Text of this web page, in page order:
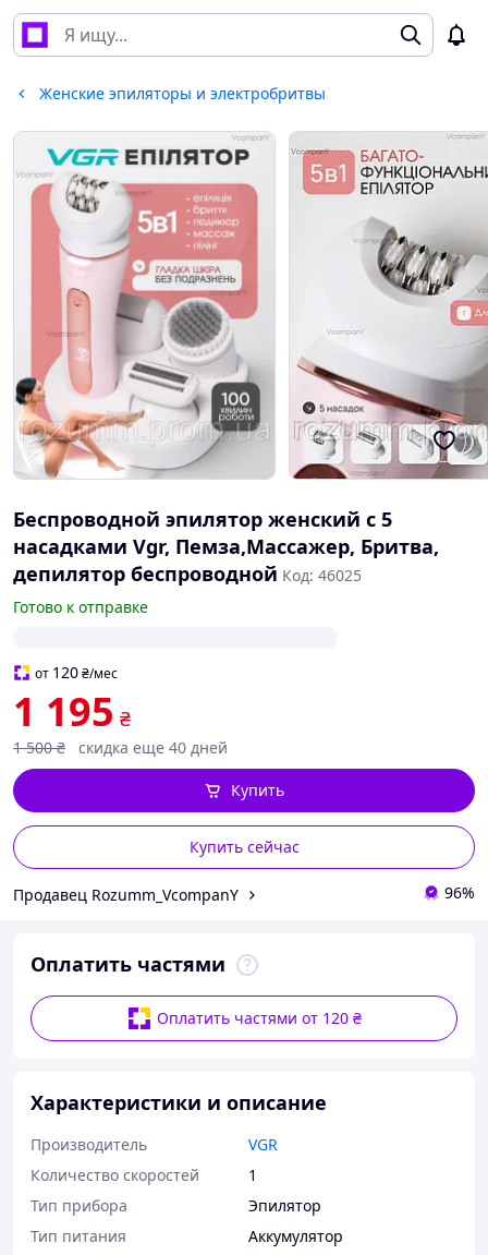
Женские эпиляторы и электробритвы
Беспроводной эпилятор женский с 5
насадками Vgr, Пемза,Массажер, Бритва,
депилятор беспроводной Код: 46025
Готово к отправке
от 120₴/мес
1 195 ₴
1 500 ₴ скидка еще 40 дней
Купить сейчас
Купить
Продавец Rozumm_VcompanY 96%
Оплатить частями
Оплатить частями от 120 ₴
Характеристики и описание
Производитель
VGR
Количество скоростей
1
Тип прибора
Эпилятор
Тип питания
Аккумулятор